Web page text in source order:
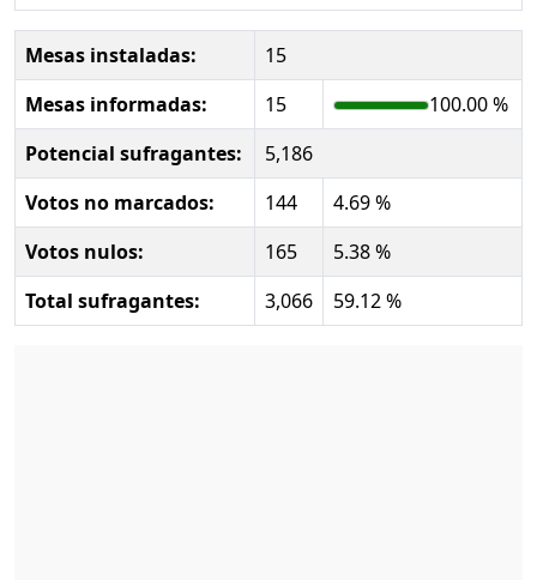
Mesas instaladas:
15
Mesas informadas:
15
100.00 %
Potencial sufragantes:
5,186
Votos no marcados:
144
4.69 %
Votos nulos:
165
5.38 %
Total sufragantes:
3,066 59.12 %